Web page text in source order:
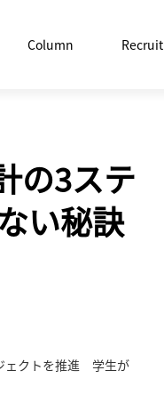
Column Recruit
の3ステ
い秘訣
ェクトを推進 学生が